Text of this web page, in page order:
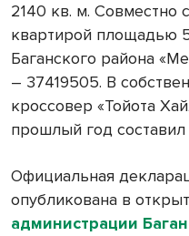
2140 кв. м. Совместно
квартирой площадью
Баганского района
– 37419505. В
кроссовер «Тойота
прошлый год
Официальная
опубликована в
администрации